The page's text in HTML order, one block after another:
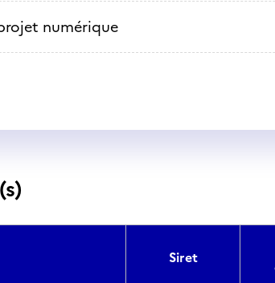
numérique
Siret